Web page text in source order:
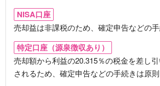
NISA口座
売却益は非課税のため、確定申告などの
特定口座（源泉徴収あり）
売却額から利益の20.315％の税金を差し
されるため、確定申告などの手続きは原